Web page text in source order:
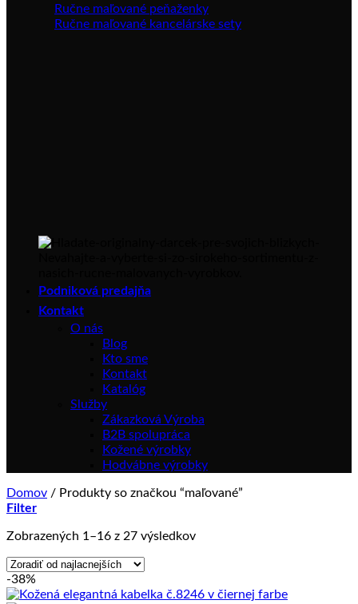
Ručne maľované peňaženky
Ručne maľované kancelárske sety
Podniková predajňa
Kontakt
O nás
Blog
Kto sme
Kontakt
Katalóg
Služby
Zákazková Výroba
B2B spolupráca
Kožené výrobky
Hodvábne výrobky
Domov / Produkty so značkou “maľované”
Filter
Zobrazených 1–16 z 27 výsledkovZoradené
najnižšej
-38%